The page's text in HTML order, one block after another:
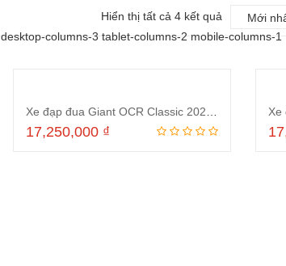
Hiển thị tất cả 4 kết quả
desktop-columns-3 tablet-columns-2 mobile-columns-1
17,250,000 ₫